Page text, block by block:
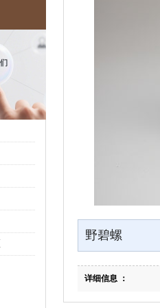
野碧螺
详细信息 ：